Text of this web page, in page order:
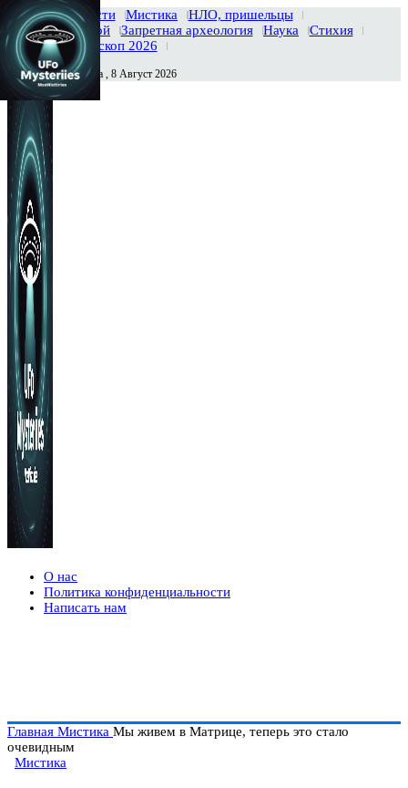
Главная Новости Мистика
НЛО, пришельцы
Тайны вселенной
Запретная археология Наука
Стихия
История
Гороскоп 2026
Сегодня Суббота , 8 Август 2026
О нас
Политика конфиденциальности
Написать нам
Главная Мистика Мы живем в Матрице, теперь это стало
очевидным
Мистика